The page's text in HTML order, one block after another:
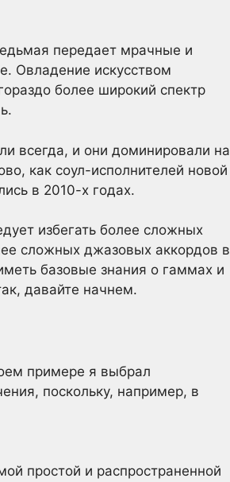
передает мрачные и
Овладение искусством
более широкий спектр
всегда, и они доминировали на
как соул-исполнителей новой
в 2010-х годах.
избегать более сложных
сложных джазовых аккордов в
базовые знания о гаммах и
давайте начнем.
примере я выбрал
поскольку, например, в
простой и распространенной